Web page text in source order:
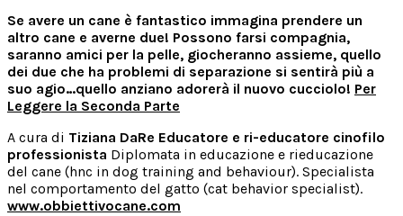
Se avere un cane è fantastico immagina prendere un
altro cane e averne due! Possono farsi compagnia,
saranno amici per la pelle, giocheranno assieme, quello
dei due che ha problemi di separazione si sentirà più a
suo agio…quello anziano adorerà il nuovo cucciolo! Per
Leggere la Seconda Parte
A cura di Tiziana DaRe Educatore e ri-educatore cinofilo
professionista Diplomata in educazione e rieducazione
del cane (hnc in dog training and behaviour). Specialista
nel comportamento del gatto (cat behavior specialist).
www.obbiettivocane.com